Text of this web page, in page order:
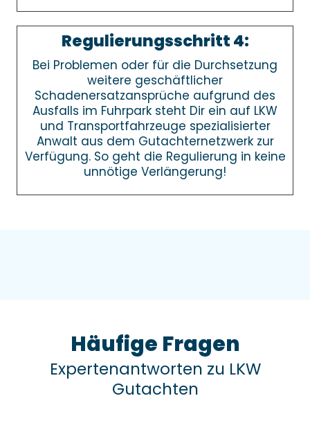
Regulierungsschritt 4:
Bei Problemen oder für die Durchsetzung
weitere geschäftlicher
Schadenersatzansprüche aufgrund des
Ausfalls im Fuhrpark steht Dir ein auf LKW
und Transportfahrzeuge spezialisierter
Anwalt aus dem Gutachternetzwerk zur
Verfügung. So geht die Regulierung in keine
unnötige Verlängerung!
Häufige Fragen
Expertenantworten zu LKW
Gutachten